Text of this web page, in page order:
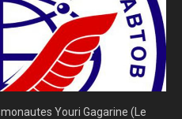
Youri Gagarine (Le